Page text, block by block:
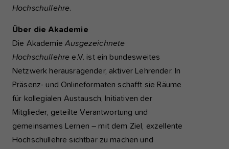
Hochschullehre.
Über die Akademie
Die AkademieAusgezeichnete
Hochschullehre e.V. ist ein bundesweites
Netzwerk herausragender, aktiver Lehrender. In
Präsenz- und Onlineformaten schafft sie Räume
für kollegialen Austausch, Initiativen der
Mitglieder, geteilte Verantwortung und
gemeinsames Lernen – mit dem Ziel, exzellente
Hochschullehre sichtbar zu machen und